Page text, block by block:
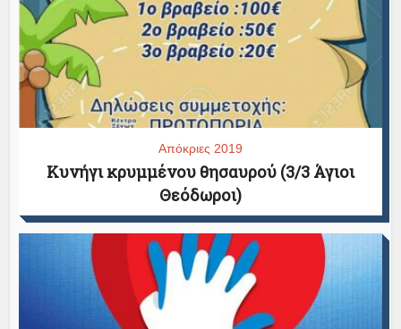
Απόκριες 2019
Κυνήγι κρυμμένου θησαυρού (3/3 Άγιοι
Θεόδωροι)